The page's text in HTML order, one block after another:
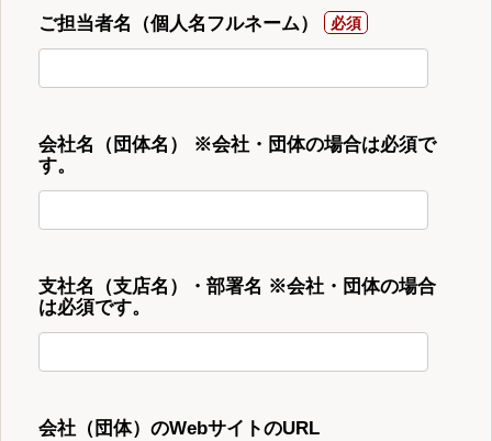
ご担当者名（個人名フルネーム）
会社名（団体名） ※会社・団体の場合は必須で
す。
支社名（支店名）・部署名 ※会社・団体の場合
は必須です。
会社（団体）のWebサイトのURL